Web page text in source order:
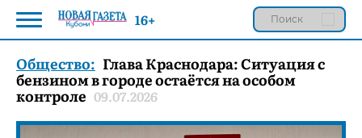
Общество: Глава Краснодара: Ситуация с
бензином в городе остаётся на особом
контроле 09.07.2026
16+